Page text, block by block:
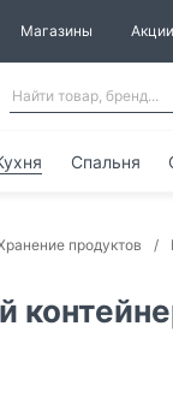
Магазины Акции
Спальня
продуктов